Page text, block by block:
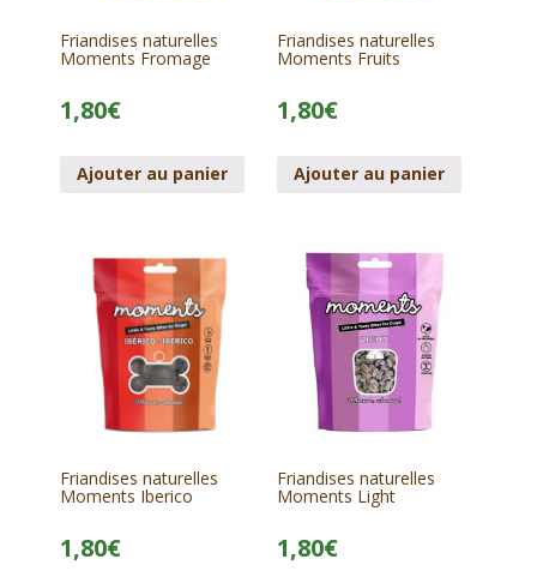
Friandises naturelles
Moments Fromage
1,80€
Ajouter au panier
Friandises naturelles
Moments Fruits
1,80€
Ajouter au panier
Friandises naturelles
Moments Iberico
1,80€
Friandises naturelles
Moments Light
1,80€